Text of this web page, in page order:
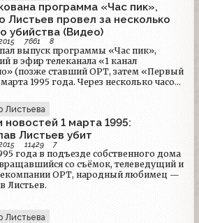
программа «Час пик»,
Листьев провел за несколько
убийства (Видео)
7661 8
выпуск программы «Час пик»,
в эфир телеканала «1 канал
(позже ставший ОРТ, затем «Первый
1995 года. Через несколько часов
Листьева, застрелили.Запись
оказалась в распоряжении дочери
- Андрея Врублевского.
Листьева
новостей 1 марта 1995:
Листьев убит
11429 7
года в подъезде собственного дома
со съёмок, телеведущий и
ОРТ, народный любимец —
Листьев.
Листьева